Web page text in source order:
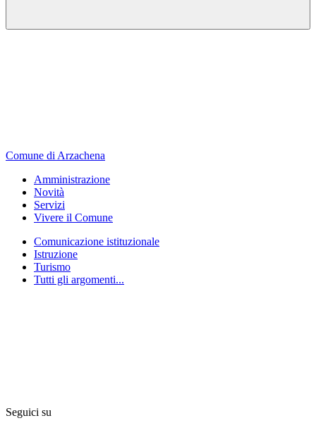
Comune di Arzachena
Amministrazione
Novità
Servizi
Vivere il Comune
Comunicazione istituzionale
Istruzione
Turismo
Tutti gli argomenti...
Seguici su